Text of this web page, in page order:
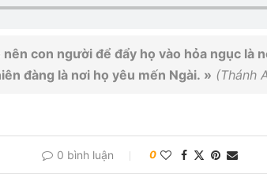
con người để đẩy họ vào hỏa ngục là
đàng là nơi họ yêu mến Ngài. » (Thánh
0 bình luận 0